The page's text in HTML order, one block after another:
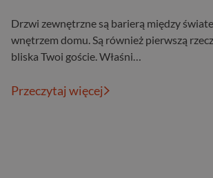
Drzwi zewnętrzne są barierą między
wnętrzem domu. Są również pierwszą
bliska Twoi goście. Właśni…
Przeczytaj więcej